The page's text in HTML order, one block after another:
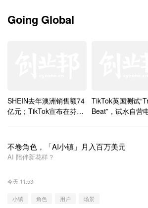
Going Global
SHEIN去年澳洲销售额74
亿元；TikTok宣布在芬兰
TikTok英国测试
Beat”，试水自营
不卷角色，「AI小镇」月入百万美元
AI 陪伴新花样？
今天 11:53
小镇 角色 用户 场景